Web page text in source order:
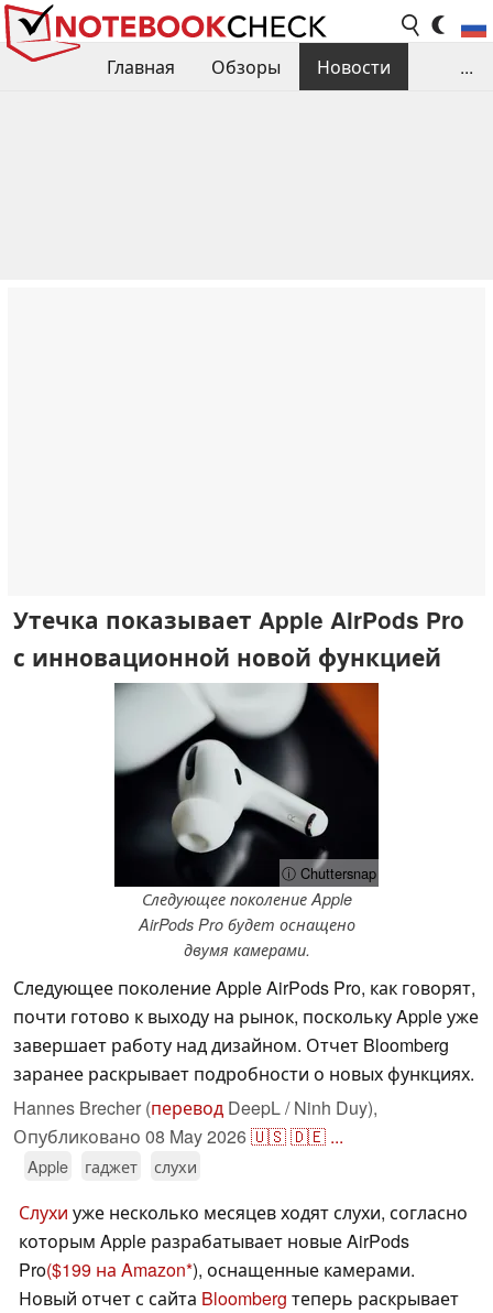
Главная Обзоры
Новости
...
Утечка показывает Apple AirPods Pro
с инновационной новой функцией
ⓘ Chuttersnap
Следующее поколение Apple
AirPods Pro будет оснащено
двумя камерами.
Следующее поколение Apple AirPods Pro, как говорят,
почти готово к выходу на рынок, поскольку Apple уже
завершает работу над дизайном. Отчет Bloomberg
заранее раскрывает подробности о новых функциях.
Hannes Brecher (перевод DeepL / Ninh Duy),
Опубликовано 08 May 2026🇺🇸🇩🇪 ...
Apple гаджет слухи
Слухи уже несколько месяцев ходят слухи, согласно
которым Apple разрабатывает новые AirPods
Pro($199 на Amazon ), оснащенные камерами.
Новый отчет с сайта Bloomberg теперь раскрывает